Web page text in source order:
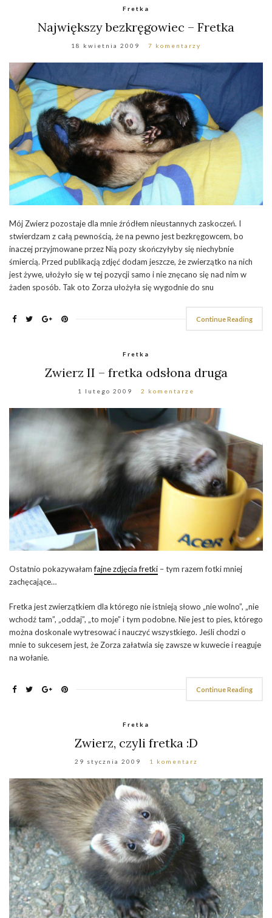
Fretka
Największy bezkręgowiec – Fretka
18 kwietnia 2009 7 komentarzy
Mój Zwierz pozostaje dla mnie źródłem nieustannych zaskoczeń. I
stwierdzam z całą pewnością, że na pewno jest bezkręgowcem, bo
inaczej przyjmowane przez Nią pozy skończyłyby się niechybnie
śmiercią. Przed publikacją zdjęć dodam jeszcze, że zwierzątko na nich
jest żywe, ułożyło się w tej pozycji samo i nie znęcano się nad nim w
żaden sposób. Tak oto Zorza ułożyła się wygodnie do snu
Continue Reading
Fretka
Zwierz II – fretka odsłona druga
1 lutego 2009 2 komentarze
Ostatnio pokazywałamfajne zdjęcia fretki – tym razem fotki mniej
zachęcające…
Fretka jest zwierzątkiem dla którego nie istnieją słowo „nie wolno”, „nie
wchodź tam”, „oddaj”, „to moje” i tym podobne. Nie jest to pies, którego
można doskonale wytresować i nauczyć wszystkiego. Jeśli chodzi o
mnie to sukcesem jest, że Zorza załatwia się zawsze w kuwecie i reaguje
na wołanie.
Continue Reading
Fretka
Zwierz, czyli fretka :D
29 stycznia 2009 1 komentarz